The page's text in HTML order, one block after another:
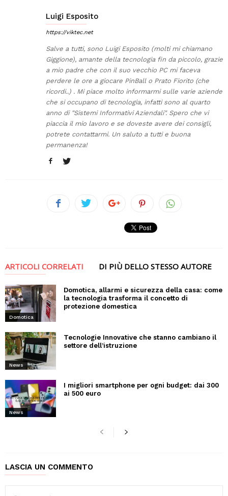
Luigi Esposito
https://viktec.net
Salve a tutti, sono Luigi Esposito (molti mi chiamano
Giggione), amante della tecnologia fin da piccolo, grazie
a mio padre che con il suo vecchio PC mi faceva
perdere le ore a giocare PinBall o Prato Fiorito (che
ricordi..) . Mi piace molto informarmi sulle varie aziende
che si occupano di tecnologia, infatti sono al quarto
anno di "Sistemi Informativi Aziendali". Spero che vi
piaccia il mio lavoro e se doveste avere dei consigli,
potrete contattarmi. Un saluto a tutti e buona
permanenza!
ARTICOLI CORRELATI DI PIÙ DELLO STESSO AUTORE
Domotica
Domotica, allarmi e sicurezza della casa: come
la tecnologia trasforma il concetto di
protezione domestica
News
Tecnologie Innovative che stanno cambiano il
settore dell’istruzione
News
I migliori smartphone per ogni budget: dai 300
ai 500 euro
LASCIA UN COMMENTO